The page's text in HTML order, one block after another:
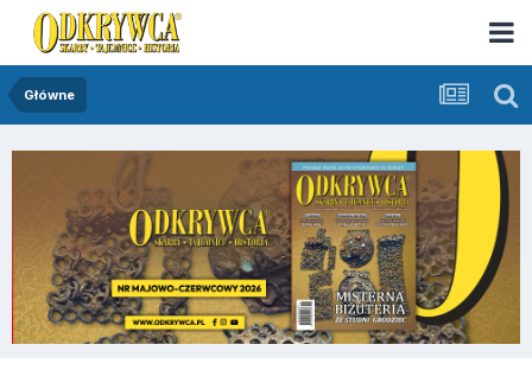
Główne